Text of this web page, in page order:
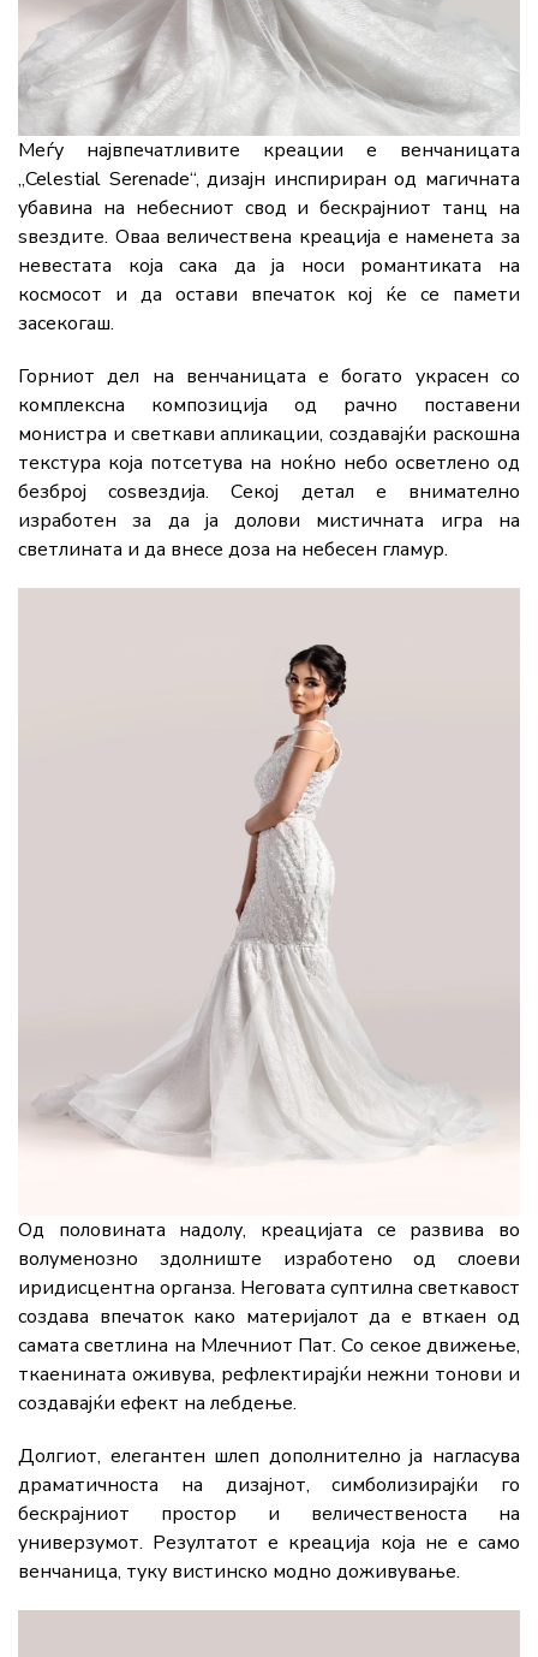
Меѓу највпечатливите креации е венчаницата
„Celestial Serenade“, дизајн инспириран од магичната
убавина на небесниот свод и бескрајниот танц на
ѕвездите. Оваа величествена креација е наменета за
невестата која сака да ја носи романтиката на
космосот и да остави впечаток кој ќе се памети
засекогаш.
Горниот дел на венчаницата е богато украсен со
комплексна композиција од рачно поставени
монистра и светкави апликации, создавајќи раскошна
текстура која потсетува на ноќно небо осветлено од
безброј соѕвездија. Секој детал е внимателно
изработен за да ја долови мистичната игра на
светлината и да внесе доза на небесен гламур.
Од половината надолу, креацијата се развива во
волуменозно здолниште изработено од слоеви
иридисцентна органза. Неговата суптилна светкавост
создава впечаток како материјалот да е вткаен од
самата светлина на Млечниот Пат. Со секое движење,
ткаенината оживува, рефлектирајќи нежни тонови и
создавајќи ефект на лебдење.
Долгиот, елегантен шлеп дополнително ја нагласува
драматичноста на дизајнот, симболизирајќи го
бескрајниот простор и величественоста на
универзумот. Резултатот е креација која не е само
венчаница, туку вистинско модно доживување.